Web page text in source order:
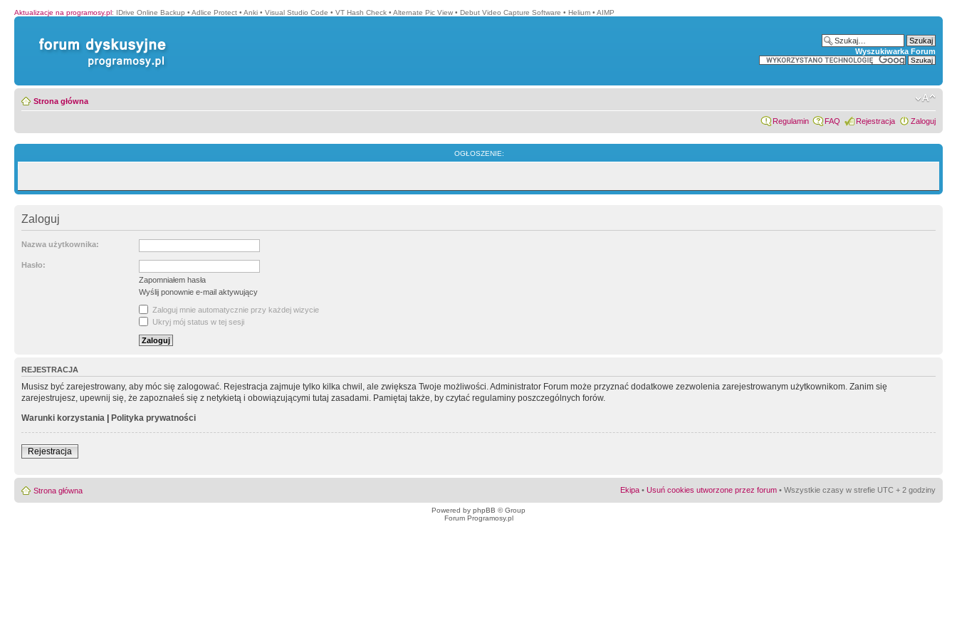
Aktualizacje na programosy.pl: IDrive Online Backup • Adlice Protect • Anki • Visual Studio Code • VT Hash Check • Alternate Pic View • Debut Video Capture Software • Helium • AIMP
Wyszukiwarka Forum
Strona główna
Regulamin FAQ Rejestracja Zaloguj
OGŁOSZENIE:
Zaloguj
Nazwa użytkownika:
Hasło:
Zapomniałem hasła
Wyślij ponownie e-mail aktywujący
Zaloguj mnie automatycznie przy każdej wizycie
Ukryj mój status w tej sesji
REJESTRACJA
Musisz być zarejestrowany, aby móc się zalogować. Rejestracja zajmuje tylko kilka chwil, ale zwiększa Twoje możliwości. Administrator Forum może przyznać dodatkowe zezwolenia zarejestrowanym użytkownikom. Zanim się
zarejestrujesz, upewnij się, że zapoznałeś się z netykietą i obowiązującymi tutaj zasadami. Pamiętaj także, by czytać regulaminy poszczególnych forów.
Warunki korzystania | Polityka prywatności
Rejestracja
Strona główna Ekipa • Usuń cookies utworzone przez forum • Wszystkie czasy w strefie UTC + 2 godziny
Powered by phpBB © Group
Forum Programosy.pl